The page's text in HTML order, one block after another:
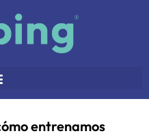
entrenamos